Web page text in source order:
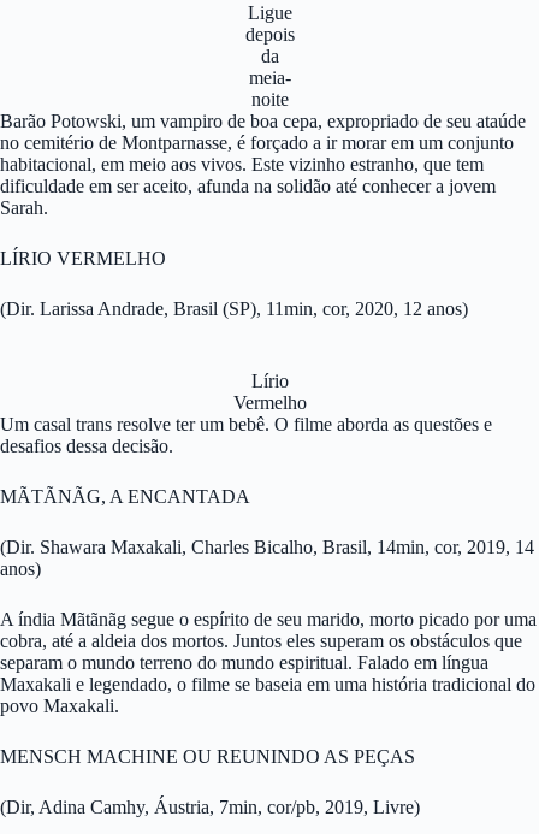
Ligue
depois
da
meia-
noite
Barão Potowski, um vampiro de boa cepa, expropriado de seu ataúde
no cemitério de Montparnasse, é forçado a ir morar em um conjunto
habitacional, em meio aos vivos. Este vizinho estranho, que tem
dificuldade em ser aceito, afunda na solidão até conhecer a jovem
Sarah.
LÍRIO VERMELHO
(Dir. Larissa Andrade, Brasil (SP), 11min, cor, 2020, 12 anos)
Lírio
Vermelho
Um casal trans resolve ter um bebê. O filme aborda as questões e
desafios dessa decisão.
MÃTÃNÃG, A ENCANTADA
(Dir. Shawara Maxakali, Charles Bicalho, Brasil, 14min, cor, 2019, 14
anos)
A índia Mãtãnãg segue o espírito de seu marido, morto picado por uma
cobra, até a aldeia dos mortos. Juntos eles superam os obstáculos que
separam o mundo terreno do mundo espiritual. Falado em língua
Maxakali e legendado, o filme se baseia em uma história tradicional do
povo Maxakali.
MENSCH MACHINE OU REUNINDO AS PEÇAS
(Dir, Adina Camhy, Áustria, 7min, cor/pb, 2019, Livre)